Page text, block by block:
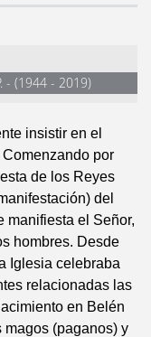
- (1944 - 2019)
insistir en el
por
de los Reyes
del
manifiesta el Señor,
hombres. Desde
Iglesia celebraba
relacionadas las
en Belén
magos (paganos) y